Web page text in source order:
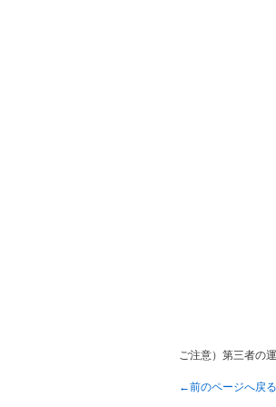
ご注意）第三者の
←前のページへ戻る